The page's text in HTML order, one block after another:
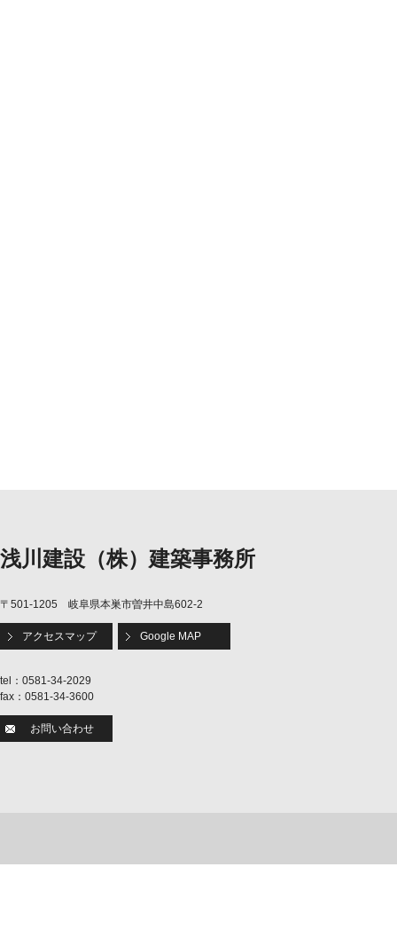
浅川建設（株）建築事務所
〒501-1205 岐阜県本巣市曽井中島602-2
アクセスマップ Google MAP
tel：0581-34-2029
fax：0581-34-3600
お問い合わせ